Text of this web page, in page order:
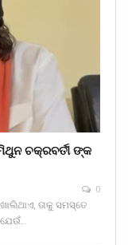
ଚକ୍ରବର୍ତୀ ଙ୍କ
0
ତାକୁ ସମସ୍ତେ
ଯେଉଁ…